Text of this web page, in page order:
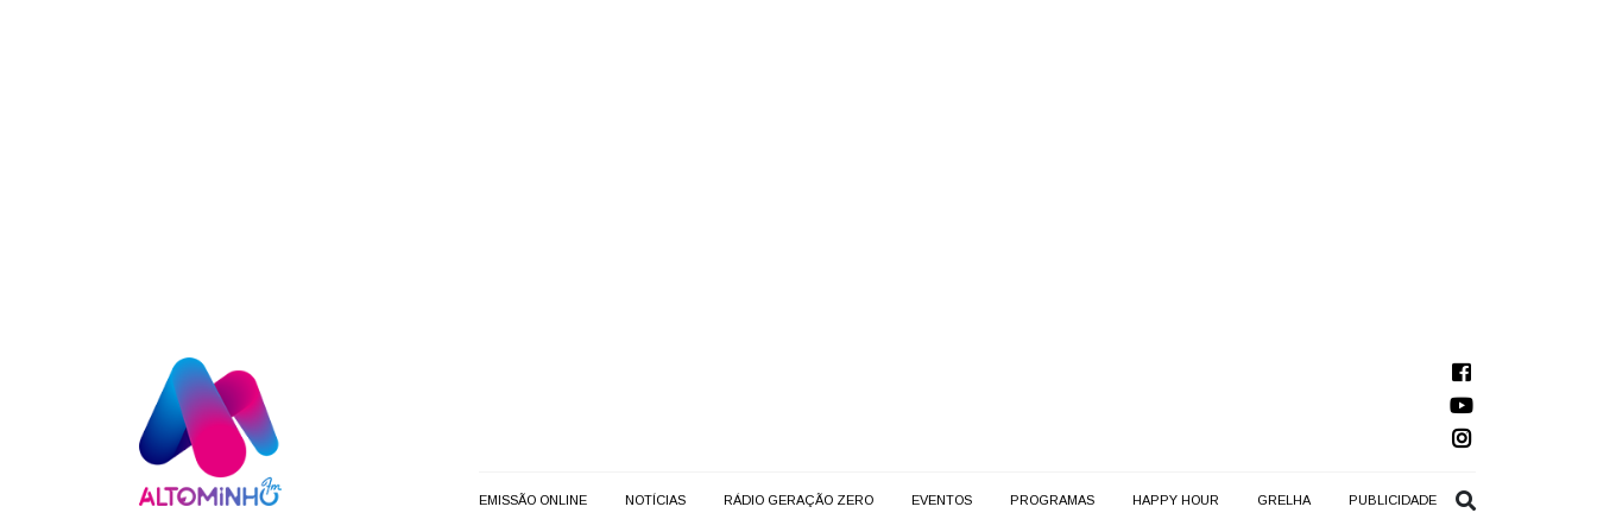
EMISSÃO ONLINE NOTÍCIAS RÁDIO GERAÇÃO ZERO EVENTOS PROGRAMAS HAPPY HOUR GRELHA PUBLICIDADE